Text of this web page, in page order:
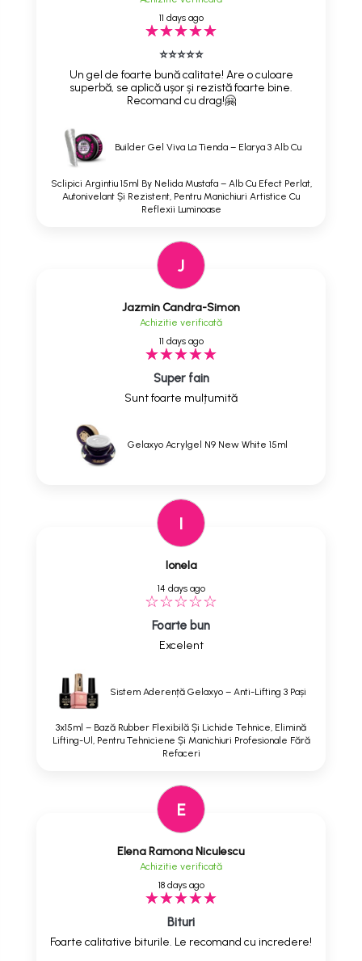
11 days ago
⭐⭐⭐⭐⭐
Un gel de foarte bună calitate! Are o culoare
superbă, se aplică ușor și rezistă foarte bine.
Recomand cu drag!🤗
Builder Gel Viva La Tienda – Elarya 3 Alb Cu
Sclipici Argintiu 15ml By Nelida Mustafa – Alb Cu Efect Perlat,
Autonivelant Și Rezistent, Pentru Manichiuri Artistice Cu
Reflexii Luminoase
J
Jazmin Candra-Simon
Achizitie verificată
11 days ago
Super fain
Sunt foarte mulțumită
Gelaxyo Acrylgel N9 New White 15ml
I
Ionela
14 days ago
Foarte bun
Excelent
Sistem Aderență Gelaxyo – Anti-Lifting 3 Pași
3x15ml – Bază Rubber Flexibilă Și Lichide Tehnice, Elimină
Lifting-Ul, Pentru Tehniciene Și Manichiuri Profesionale Fără
Refaceri
E
Elena Ramona Niculescu
Achizitie verificată
18 days ago
Bituri
Foarte calitative biturile. Le recomand cu incredere!